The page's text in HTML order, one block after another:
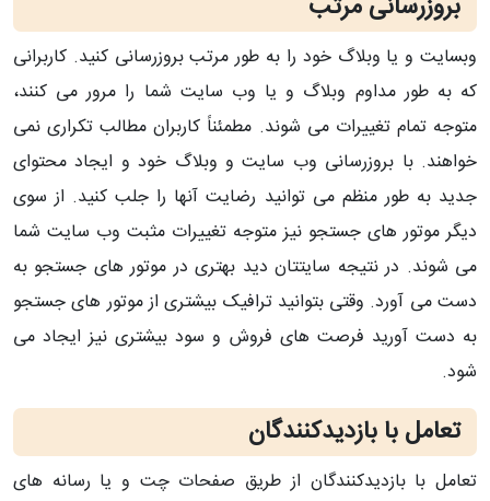
بروزرسانی مرتب
وبسایت و یا وبلاگ خود را به طور مرتب بروزرسانی کنید. کاربرانی
که به طور مداوم وبلاگ و یا وب سایت شما را مرور می کنند،
متوجه تمام تغییرات می شوند. مطمئناً کاربران مطالب تکراری نمی
خواهند. با بروزرسانی وب سایت و وبلاگ خود و ایجاد محتوای
جدید به طور منظم می توانید رضایت آنها را جلب کنید. از سوی
دیگر موتور های جستجو نیز متوجه تغییرات مثبت وب سایت شما
می شوند. در نتیجه سایتتان دید بهتری در موتور های جستجو به
دست می آورد. وقتی بتوانید ترافیک بیشتری از موتور های جستجو
به دست آورید فرصت های فروش و سود بیشتری نیز ایجاد می
شود.
تعامل با بازدیدکنندگان
تعامل با بازدیدکنندگان از طریق صفحات چت و یا رسانه های